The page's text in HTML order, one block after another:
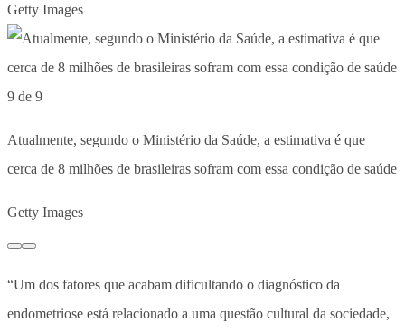
Getty Images
9 de 9
Atualmente, segundo o Ministério da Saúde, a estimativa é que
cerca de 8 milhões de brasileiras sofram com essa condição de saúde
Getty Images
“Um dos fatores que acabam dificultando o diagnóstico da
endometriose está relacionado a uma questão cultural da sociedade,